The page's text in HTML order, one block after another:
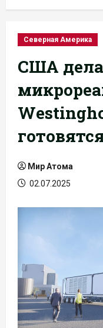
Северная Америка
США
Мир Атома
02.07.2025